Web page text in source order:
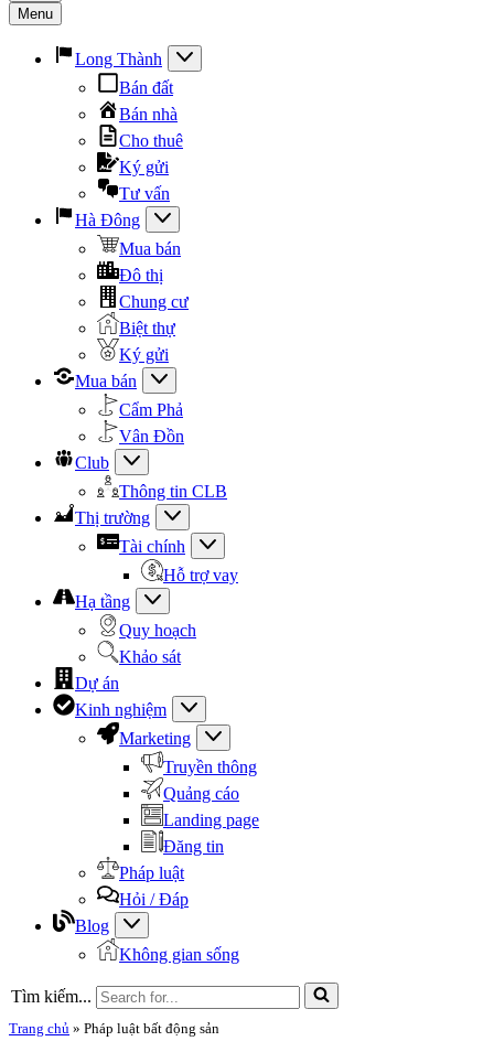
Menu
Long Thành
Bán đất
Bán nhà
Cho thuê
Ký gửi
Tư vấn
Hà Đông
Mua bán
Đô thị
Chung cư
Biệt thự
Ký gửi
Mua bán
Cẩm Phả
Vân Đồn
Club
Thông tin CLB
Thị trường
Tài chính
Hỗ trợ vay
Hạ tầng
Quy hoạch
Khảo sát
Dự án
Kinh nghiệm
Marketing
Truyền thông
Quảng cáo
Landing page
Đăng tin
Pháp luật
Hỏi / Đáp
Blog
Không gian sống
Tìm kiếm...
Trang chủ » Pháp luật bất động sản